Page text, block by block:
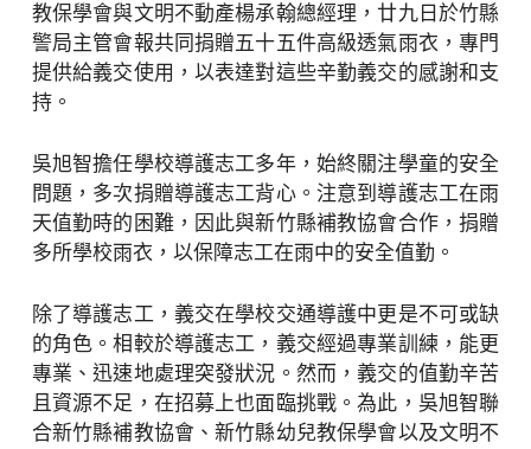
教保學會與文明不動產楊承翰總經理，廿九日於竹縣
警局主管會報共同捐贈五十五件高級透氣雨衣，專門
提供給義交使用，以表達對這些辛勤義交的感謝和支
持。
吳旭智擔任學校導護志工多年，始終關注學童的安全
問題，多次捐贈導護志工背心。注意到導護志工在雨
天值勤時的困難，因此與新竹縣補教協會合作，捐贈
多所學校雨衣，以保障志工在雨中的安全值勤。
除了導護志工，義交在學校交通導護中更是不可或缺
的角色。相較於導護志工，義交經過專業訓練，能更
專業、迅速地處理突發狀況。然而，義交的值勤辛苦
且資源不足，在招募上也面臨挑戰。為此，吳旭智聯
合新竹縣補教協會、新竹縣幼兒教保學會以及文明不